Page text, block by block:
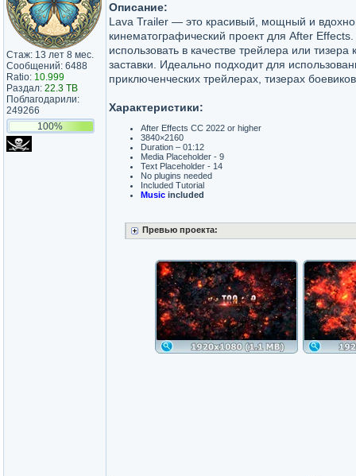
Стаж: 13 лет 8 мес.
Сообщений: 6488
Ratio: 10.999
Раздал: 22.3 TB
Поблагодарили:
249266
100%
Описание:
Lava Trailer — это красивый, мощный и
кинематографический проект для After
использовать в качестве трейлера или
заставки. Идеально подходит для
приключенческих трейлерах, тизерах
Характеристики:
After Effects CC 2022 or higher
3840×2160
Duration – 01:12
Media Placeholder - 9
Text Placeholder - 14
No plugins needed
Included Tutorial
Music included
Превью проекта: